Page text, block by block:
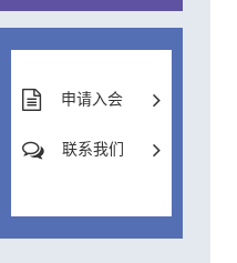
申请入会
联系我们